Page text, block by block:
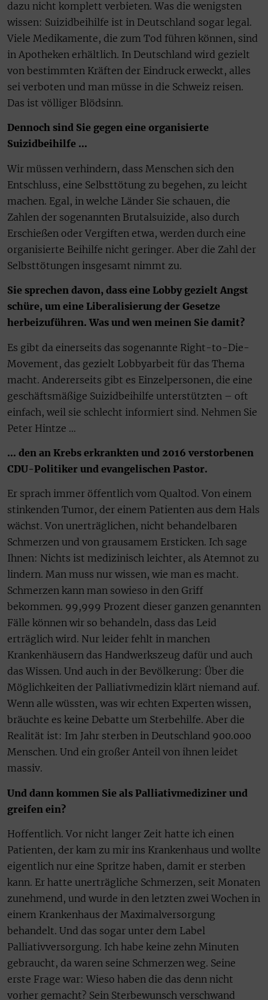
dazu nicht komplett verbieten. Was die wenigsten
wissen: Suizidbeihilfe ist in Deutschland sogar legal.
Viele Medikamente, die zum Tod führen können, sind
in Apotheken erhältlich. In Deutschland wird gezielt
von bestimmten Kräften der Eindruck erweckt, alles
sei verboten und man müsse in die Schweiz reisen.
Das ist völliger Blödsinn.
Dennoch sind Sie gegen eine organisierte
Suizidbeihilfe …
Wir müssen verhindern, dass Menschen sich den
Entschluss, eine Selbsttötung zu begehen, zu leicht
machen. Egal, in welche Länder Sie schauen, die
Zahlen der sogenannten Brutalsuizide, also durch
Erschießen oder Vergiften etwa, werden durch eine
organisierte Beihilfe nicht geringer. Aber die Zahl der
Selbsttötungen insgesamt nimmt zu.
Sie sprechen davon, dass eine Lobby gezielt Angst
schüre, um eine Liberalisierung der Gesetze
herbeizuführen. Was und wen meinen Sie damit?
Es gibt da einerseits das sogenannte Right-to-Die-
Movement, das gezielt Lobbyarbeit für das Thema
macht. Andererseits gibt es Einzelpersonen, die eine
geschäftsmäßige Suizidbeihilfe unterstützten – oft
einfach, weil sie schlecht informiert sind. Nehmen Sie
Peter Hintze …
… den an Krebs erkrankten und 2016 verstorbenen
CDU-Politiker und evangelischen Pastor.
Er sprach immer öffentlich vom Qualtod. Von einem
stinkenden Tumor, der einem Patienten aus dem Hals
wächst. Von unerträglichen, nicht behandelbaren
Schmerzen und von grausamem Ersticken. Ich sage
Ihnen: Nichts ist medizinisch leichter, als Atemnot zu
lindern. Man muss nur wissen, wie man es macht.
Schmerzen kann man sowieso in den Griff
bekommen. 99,999 Prozent dieser ganzen genannten
Fälle können wir so behandeln, dass das Leid
erträglich wird. Nur leider fehlt in manchen
Krankenhäusern das Handwerkszeug dafür und auch
das Wissen. Und auch in der Bevölkerung: Über die
Möglichkeiten der Palliativmedizin klärt niemand auf.
Wenn alle wüssten, was wir echten Experten wissen,
bräuchte es keine Debatte um Sterbehilfe. Aber die
Realität ist: Im Jahr sterben in Deutschland 900.000
Menschen. Und ein großer Anteil von ihnen leidet
massiv.
Und dann kommen Sie als Palliativmediziner und
greifen ein?
Hoffentlich. Vor nicht langer Zeit hatte ich einen
Patienten, der kam zu mir ins Krankenhaus und wollte
eigentlich nur eine Spritze haben, damit er sterben
kann. Er hatte unerträgliche Schmerzen, seit Monaten
zunehmend, und wurde in den letzten zwei Wochen in
einem Krankenhaus der Maximalversorgung
behandelt. Und das sogar unter dem Label
Palliativversorgung. Ich habe keine zehn Minuten
gebraucht, da waren seine Schmerzen weg. Seine
erste Frage war: Wieso haben die das denn nicht
vorher gemacht? Sein Sterbewunsch verschwand